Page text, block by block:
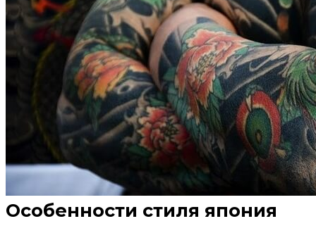
Особенности стиля япония